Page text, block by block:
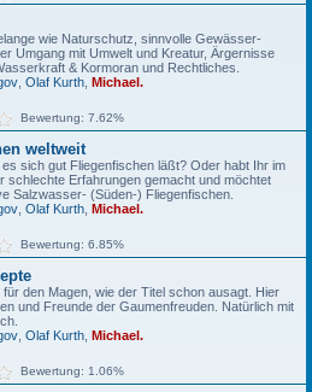
wie Naturschutz, sinnvolle Gewässer-
Umgang mit Umwelt und Kreatur, Ärgernisse
& Kormoran und Rechtliches.
Olaf Kurth
Michael.
Bewertung: 7.62%
weltweit
sich gut Fliegenfischen läßt? Oder habt Ihr im
schlechte Erfahrungen gemacht und möchtet
Salzwasser- (Süden-) Fliegenfischen.
Olaf Kurth
Michael.
Bewertung: 6.85%
den Magen, wie der Titel schon ausagt. Hier
und Freunde der Gaumenfreuden. Natürlich mit
Olaf Kurth
Michael.
Bewertung: 1.06%